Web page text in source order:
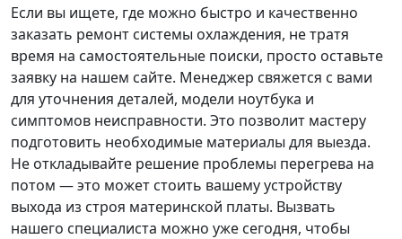
Если вы ищете, где можно быстро и качественно
заказать ремонт системы охлаждения, не тратя
время на самостоятельные поиски, просто оставьте
заявку на нашем сайте. Менеджер свяжется с вами
для уточнения деталей, модели ноутбука и
симптомов неисправности. Это позволит мастеру
подготовить необходимые материалы для выезда.
Не откладывайте решение проблемы перегрева на
потом — это может стоить вашему устройству
выхода из строя материнской платы. Вызвать
нашего специалиста можно уже сегодня, чтобы